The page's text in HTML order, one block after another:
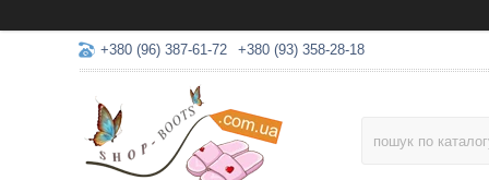
+380 (96) 387-61-72 +380 (93) 358-28-18